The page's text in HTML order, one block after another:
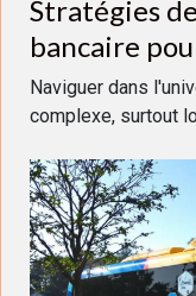
Stratégies
bancaire
Naviguer dans
complexe, surtout